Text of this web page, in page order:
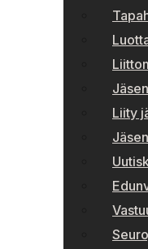
Liity